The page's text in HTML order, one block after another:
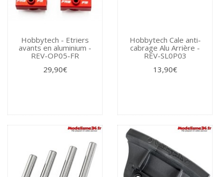
Hobbytech - Etriers
avants en aluminium -
REV-OP05-FR
29,90€
Hobbytech Cale anti-
cabrage Alu Arrière -
REV-SL0P03
13,90€